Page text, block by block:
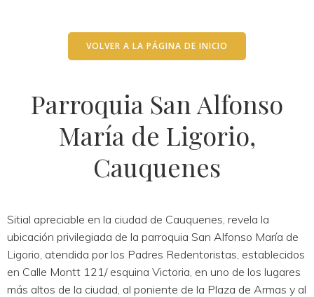
VOLVER A LA PÁGINA DE INICIO
Parroquia San Alfonso
María de Ligorio,
Cauquenes
Sitial apreciable en la ciudad de Cauquenes, revela la
ubicación privilegiada de la parroquia San Alfonso María de
Ligorio, atendida por los Padres Redentoristas, establecidos
en Calle Montt 121/ esquina Victoria, en uno de los lugares
más altos de la ciudad, al poniente de la Plaza de Armas y al